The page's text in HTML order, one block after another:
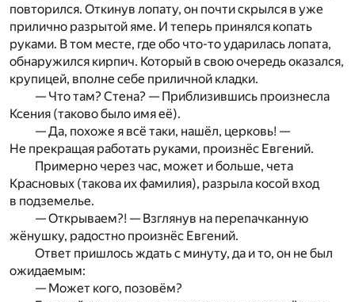
повторился. Откинув лопату, он почти скрылся в уже
прилично разрытой яме. И теперь принялся копать
руками. В том месте, где обо что-то ударилась лопата,
обнаружился кирпич. Который в свою очередь оказался,
крупицей, вполне себе приличной кладки.
— Что там? Стена? — Приблизившись произнесла
Ксения (таково было имя её).
— Да, похоже я всё таки, нашёл, церковь! —
Не прекращая работать руками, произнёс Евгений.
Примерно через час, может и больше, чета
Красновых (такова их фамилия), разрыла косой вход
в подземелье.
— Открываем?! — Взглянув на перепачканную
жёнушку, радостно произнёс Евгений.
Ответ пришлось ждать с минуту, да и то, он не был
ожидаемым:
— Может кого, позовём?